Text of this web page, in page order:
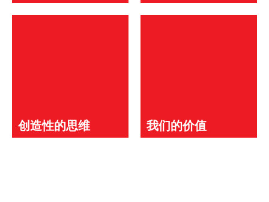
创造性的思维 我们的价值